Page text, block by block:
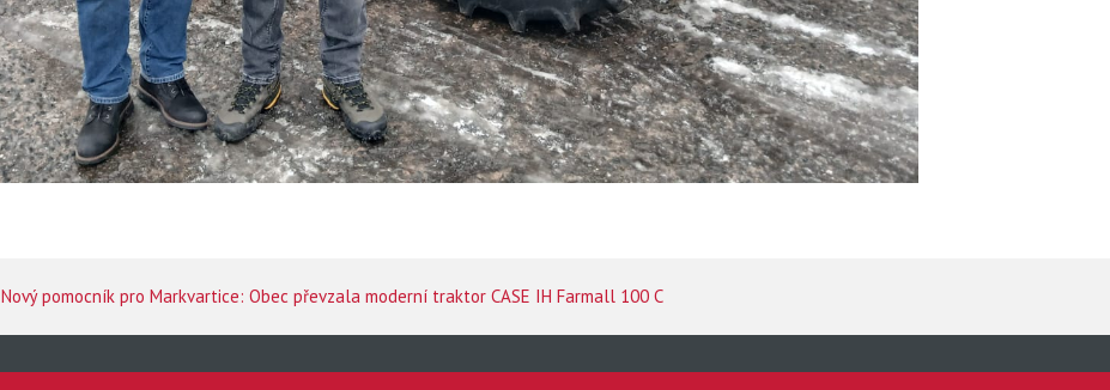
Nový pomocník pro Markvartice: Obec převzala moderní traktor CASE IH Farmall 100 C